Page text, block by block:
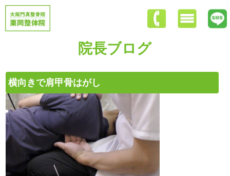
院長ブログ
横向きで肩甲骨はがし